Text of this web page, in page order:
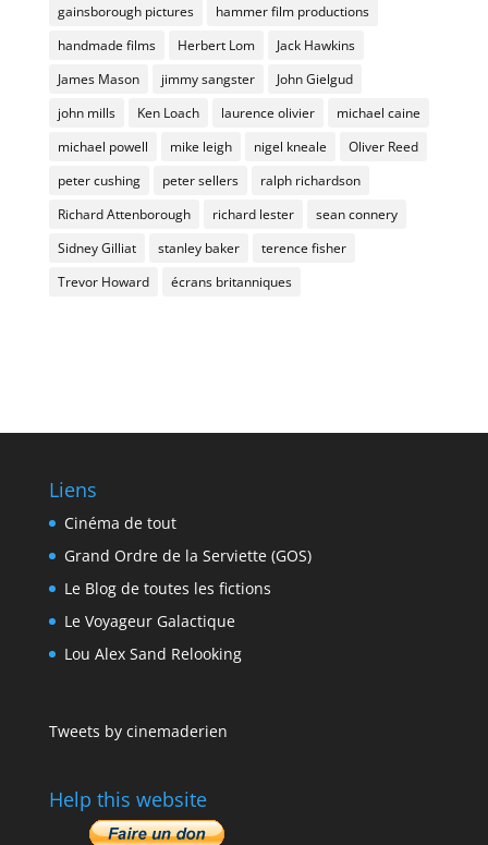
gainsborough pictures
hammer film productions
handmade films
Herbert Lom
Jack Hawkins
James Mason
jimmy sangster
John Gielgud
john mills
Ken Loach laurence olivier
michael caine
michael powell
mike leigh nigel kneale
Oliver Reed
peter cushing
peter sellers
ralph richardson
Richard Attenborough
richard lester
sean connery
Sidney Gilliat
stanley baker
terence fisher
Trevor Howard
écrans britanniques
Liens
Cinéma de tout
Grand Ordre de la Serviette (GOS)
Le Blog de toutes les fictions
Le Voyageur Galactique
Lou Alex Sand Relooking
Tweets by cinemaderien
Help this website